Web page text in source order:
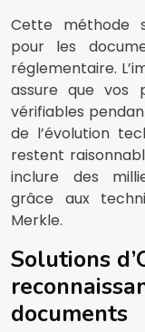
Cette méthode
pour les
réglementaire.
assure que vos
vérifiables
de l’évolution
restent
inclure des
grâce aux
Merkle.
Solutions
documents